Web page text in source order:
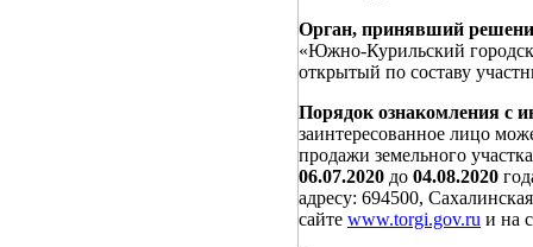
Орган, принявший
«Южно-Курильский
открытый по составу
Порядок ознакомления с
заинтересованное лицо
продажи земельного
06.07.2020 до 04.08.2020
адресу: 694500,
сайте www.torgi.gov.ru и на